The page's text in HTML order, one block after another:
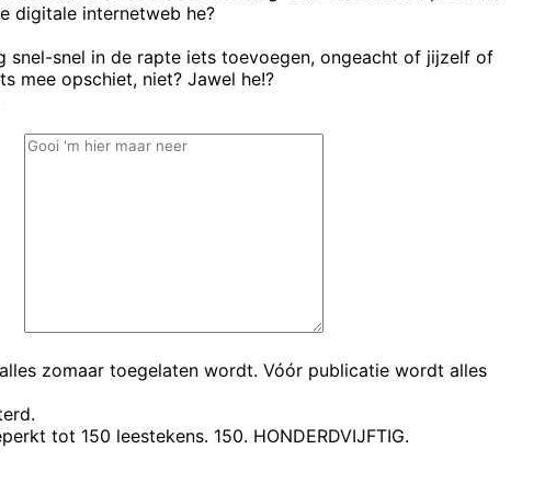
digitale internetweb he?
snel-snel in de rapte iets toevoegen, ongeacht of jijzelf of
mee opschiet, niet? Jawel he!?
zomaar toegelaten wordt. Vóór publicatie wordt alles
tot 150 leestekens. 150. HONDERDVIJFTIG.